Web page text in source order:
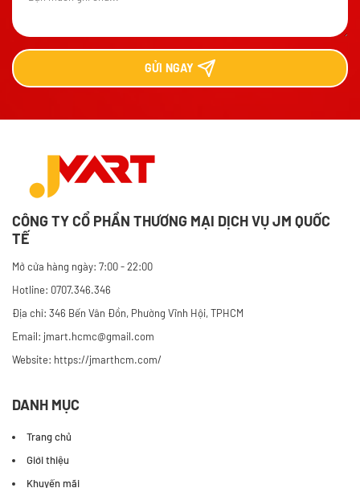
GỬI NGAY
CÔNG TY CỔ PHẦN THƯƠNG MẠI DỊCH VỤ JM QUỐC
TẾ
Mở cửa hàng ngày: 7:00 - 22:00
Hotline: 0707.346.346
Địa chỉ: 346 Bến Vân Đồn, Phường Vĩnh Hội, TPHCM
Email: jmart.hcmc@gmail.com
Website: https://jmarthcm.com/
DANH MỤC
Trang chủ
Giới thiệu
Khuyến mãi